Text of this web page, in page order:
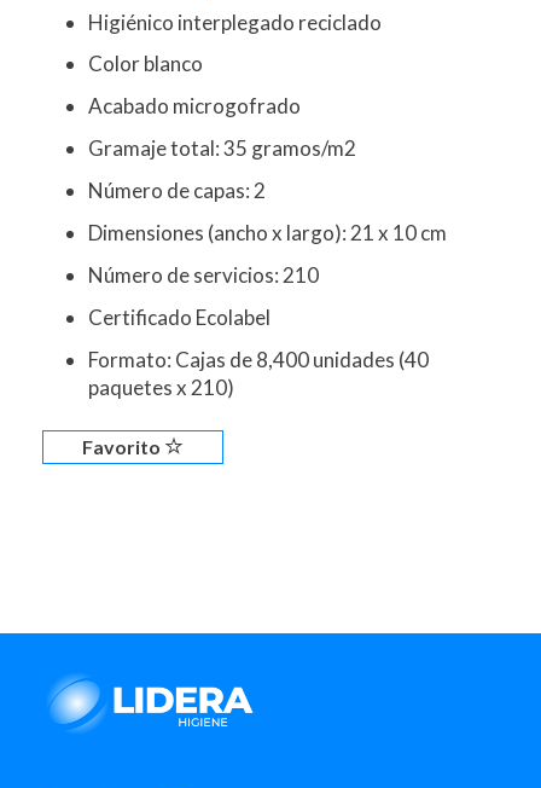
Higiénico interplegado reciclado
Color blanco
Acabado microgofrado
Gramaje total: 35 gramos/m2
Número de capas: 2
Dimensiones (ancho x largo): 21 x 10 cm
Número de servicios: 210
Certificado Ecolabel
Formato: Cajas de 8,400 unidades (40
paquetes x 210)
Favorito